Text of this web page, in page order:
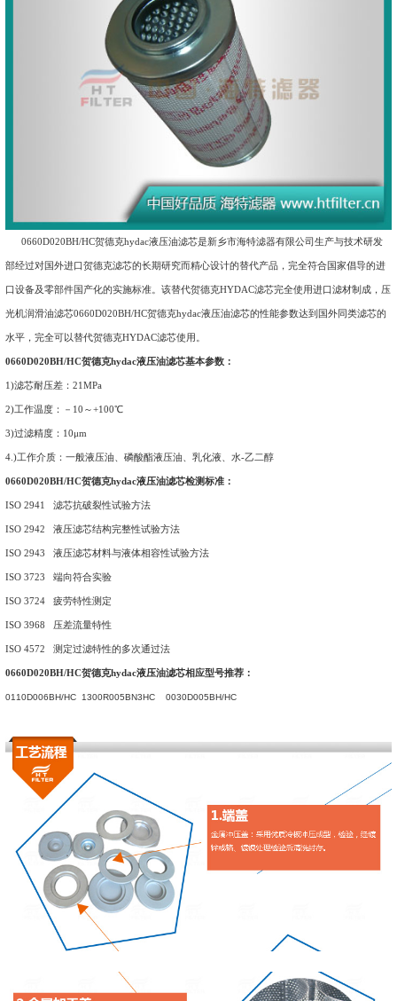
0660D020BH/HC贺德克hydac液压油滤芯是新乡市海特滤器有限公司生产与技术研发
部经过对国外进口贺德克滤芯的长期研究而精心设计的替代产品，完全符合国家倡导的进
口设备及零部件国产化的实施标准。该替代贺德克HYDAC滤芯完全使用进口滤材制成，压
光机润滑油滤芯0660D020BH/HC贺德克hydac液压油滤芯的性能参数达到国外同类滤芯的
水平，完全可以替代贺德克HYDAC滤芯使用。
0660D020BH/HC贺德克hydac液压油滤芯基本参数：
1)滤芯耐压差：21MPa
2)工作温度：－10～+100℃
3)过滤精度：10μm
4.)工作介质：一般液压油、磷酸酯液压油、乳化液、水-乙二醇
0660D020BH/HC贺德克hydac液压油滤芯检测标准：
ISO 2941 滤芯抗破裂性试验方法
ISO 2942 液压滤芯结构完整性试验方法
ISO 2943 液压滤芯材料与液体相容性试验方法
ISO 3723 端向符合实验
ISO 3724 疲劳特性测定
ISO 3968 压差流量特性
ISO 4572 测定过滤特性的多次通过法
0660D020BH/HC贺德克hydac液压油滤芯相应型号推荐：
0110D006BH/HC 1300R005BN3HC 0030D005BH/HC